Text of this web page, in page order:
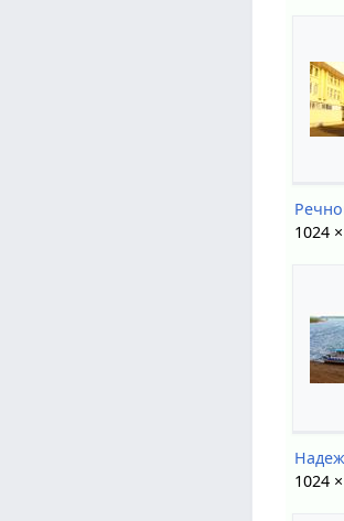
1024
1024